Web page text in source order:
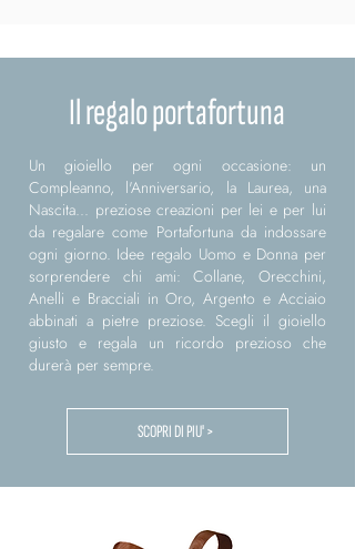
Il regalo portafortuna
Un gioiello per ogni occasione: un
Compleanno, l'Anniversario, la Laurea, una
Nascita... preziose creazioni per lei e per lui
da regalare come Portafortuna da indossare
ogni giorno. Idee regalo Uomo e Donna per
sorprendere chi ami: Collane, Orecchini,
Anelli e Bracciali in Oro, Argento e Acciaio
abbinati a pietre preziose. Scegli il gioiello
giusto e regala un ricordo prezioso che
durerà per sempre.
SCOPRI DI PIU' >